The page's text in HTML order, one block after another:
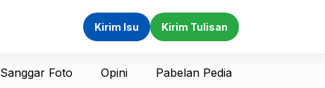
Kirim Isu Kirim Tulisan
Sanggar Foto Opini Pabelan Pedia